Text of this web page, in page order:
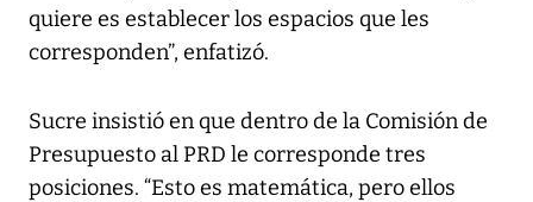
quiere es establecer los espacios que les
corresponden”, enfatizó.
Sucre insistió en que dentro de la Comisión de
Presupuesto al PRD le corresponde tres
posiciones. “Esto es matemática, pero ellos